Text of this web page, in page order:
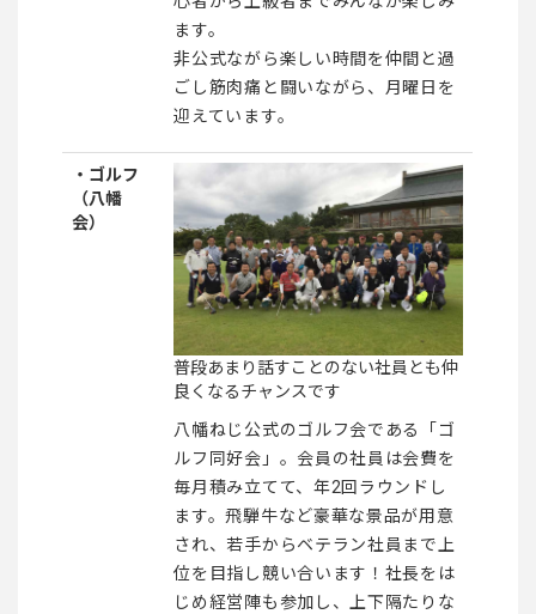
ます。
非公式ながら楽しい時間を仲間と過
ごし筋肉痛と闘いながら、月曜日を
迎えています。
・ゴルフ
（八幡
会）
普段あまり話すことのない社員とも仲
良くなるチャンスです
八幡ねじ公式のゴルフ会である「ゴ
ルフ同好会」。会員の社員は会費を
毎月積み立てて、年2回ラウンドし
ます。飛騨牛など豪華な景品が用意
され、若手からベテラン社員まで上
位を目指し競い合います！社長をは
じめ経営陣も参加し、上下隔たりな